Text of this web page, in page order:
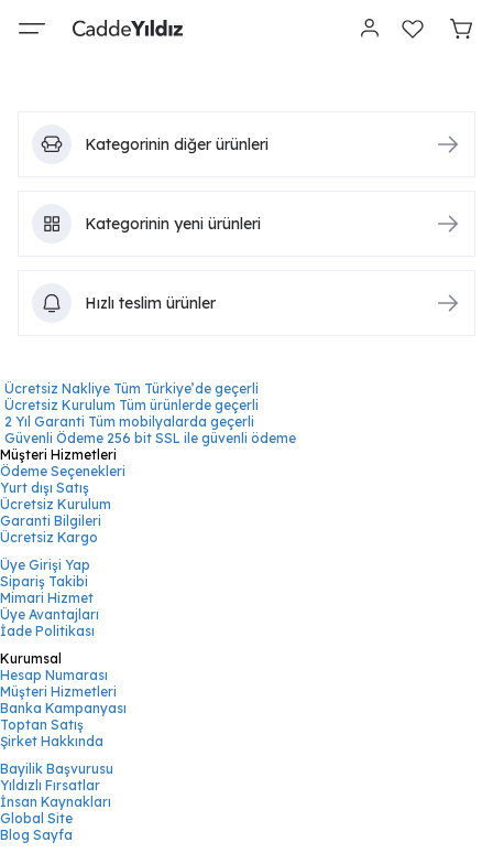
Kategorinin diğer ürünleri
Kategorinin yeni ürünleri
Hızlı teslim ürünler
Ücretsiz Nakliye Tüm Türkiye’de geçerli
Ücretsiz Kurulum Tüm ürünlerde geçerli
2 Yıl Garanti Tüm mobilyalarda geçerli
Güvenli Ödeme 256 bit SSL ile güvenli ödeme
Müşteri Hizmetleri
Ödeme Seçenekleri
Yurt dışı Satış
Ücretsiz Kurulum
Garanti Bilgileri
Ücretsiz Kargo
Üye Girişi Yap
Sipariş Takibi
Mimari Hizmet
Üye Avantajları
İade Politikası
Kurumsal
Hesap Numarası
Müşteri Hizmetleri
Banka Kampanyası
Toptan Satış
Şirket Hakkında
Bayilik Başvurusu
Yıldızlı Fırsatlar
İnsan Kaynakları
Global Site
Blog Sayfa